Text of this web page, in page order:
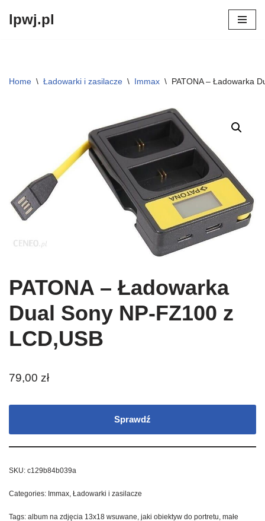
lpwj.pl
Home \ Ładowarki i zasilacze \ Immax \ PATONA – Ładowarka
PATONA – Ładowarka
Dual Sony NP-FZ100 z
LCD,USB
79,00 zł
Sprawdź
SKU: c129b84b039a
Categories: Immax Ładowarki i zasilacze
Tags: album na zdjęcia 13x18 wsuwane jaki obiektyw do portretu małe